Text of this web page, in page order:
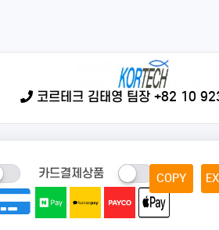
코르테크 김태영 팀장 +82 10
카드결제상품 COPY